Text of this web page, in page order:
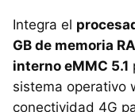
Integra el
GB de memoria
interno eMMC 5.1
sistema operativo
conectividad 4G